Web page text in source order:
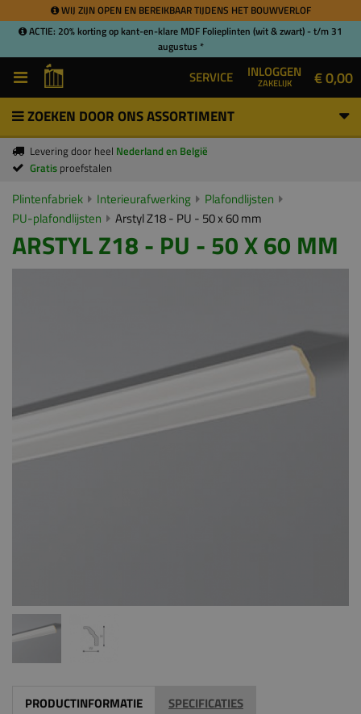
WIJ ZIJN OPEN EN BEREIKBAAR TIJDENS HET BOUWVERLOF
ACTIE: 20% korting op kant-en-klare MDF Folieplinten (wit & zwart) - t/m 31
augustus *
SERVICE INLOGGEN
ZAKELIJK € 0,00
ZOEKEN DOOR ONS ASSORTIMENT
Levering door heel Nederland en België
Gratis proefstalen
Plintenfabriek Interieurafwerking
Plafondlijsten
PU-plafondlijsten
Arstyl Z18 - PU - 50 x 60 mm
ARSTYL Z18 - PU - 50 X 60 MM
PRODUCTINFORMATIE SPECIFICATIES